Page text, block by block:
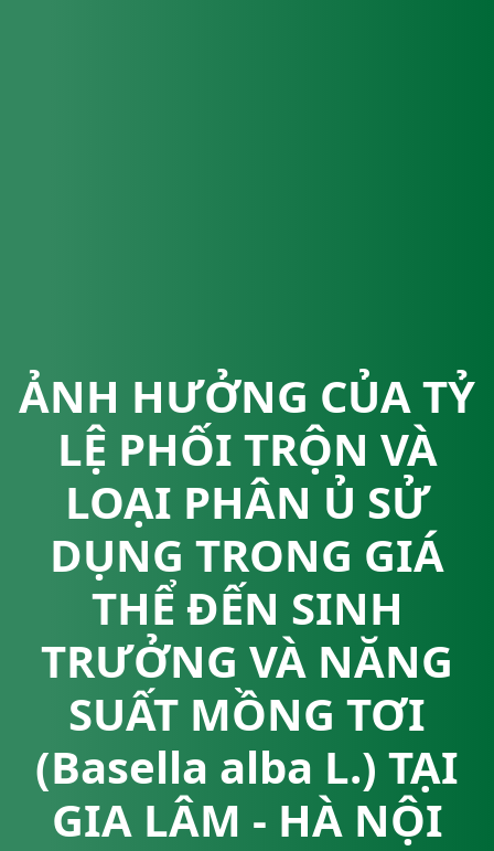
ẢNH HƯỞNG CỦA TỶ
LỆ PHỐI TRỘN VÀ
LOẠI PHÂN Ủ SỬ
DỤNG TRONG GIÁ
THỂ ĐẾN SINH
TRƯỞNG VÀ NĂNG
SUẤT MỒNG TƠI
(Basella alba L.) TẠI
GIA LÂM - HÀ NỘI